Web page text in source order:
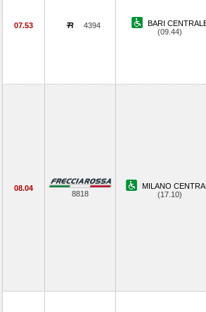
07.53 4394
BARI
(09.44)
08.04
8818
MILANO
(17.10)